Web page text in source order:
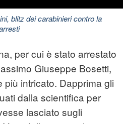
blitz dei carabinieri contro la
per cui è stato arrestato
Giuseppe Bosetti,
intricato. Dapprima gli
dalla scientifica per
lasciato sugli